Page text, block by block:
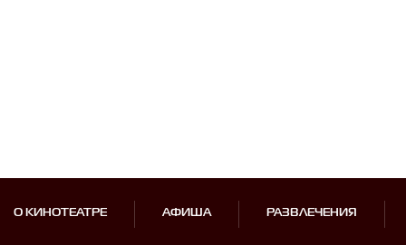
О КИНОТЕАТРЕ АФИША РАЗВЛЕЧЕНИЯ